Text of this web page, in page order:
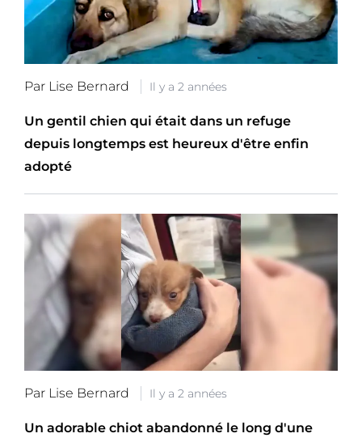
Par Lise Bernard Il y a 2 années
Un gentil chien qui était dans un refuge
depuis longtemps est heureux d'être enfin
adopté
Par Lise Bernard Il y a 2 années
Un adorable chiot abandonné le long d'une